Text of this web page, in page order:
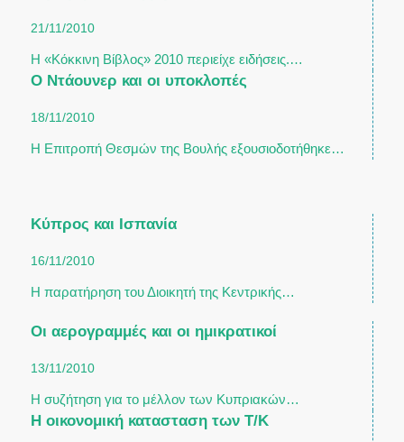
21/11/2010
Η «Κόκκινη Βίβλος» 2010 περιείχε ειδήσεις.…
Ο Ντάουνερ και οι υποκλοπές
18/11/2010
Η Επιτροπή Θεσμών της Βουλής εξουσιοδοτήθηκε…
Κύπρος και Ισπανία
16/11/2010
Η παρατήρηση του Διοικητή της Κεντρικής…
Οι αερογραμμές και οι ημικρατικοί
13/11/2010
Η συζήτηση για το μέλλον των Κυπριακών…
Η οικονομική κατασταση των Τ/Κ